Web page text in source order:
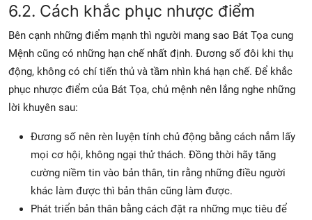
6.2. Cách khắc phục nhược điểm
Bên cạnh những điểm mạnh thì người mang sao Bát Tọa cung
Mệnh cũng có những hạn chế nhất định. Đương số đôi khi thụ
động, không có chí tiến thủ và tầm nhìn khá hạn chế. Để khắc
phục nhược điểm của Bát Tọa, chủ mệnh nên lắng nghe những
lời khuyên sau:
Đương số nên rèn luyện tính chủ động bằng cách nắm lấy
mọi cơ hội, không ngại thử thách. Đồng thời hãy tăng
cường niềm tin vào bản thân, tin rằng những điều người
khác làm được thì bản thân cũng làm được.
Phát triển bản thân bằng cách đặt ra những mục tiêu để